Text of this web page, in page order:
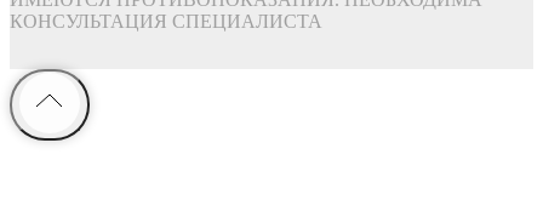
КОНСУЛЬТАЦИЯ СПЕЦИАЛИСТА